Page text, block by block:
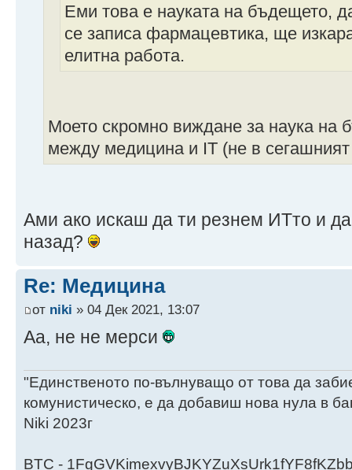
Еми това е науката на бъдещето,
се записа фармацевтика, ще
елитна работа.
Моето скромно виждане за наука на
между медицина и IT (не в
Ами ако искаш да ти резнем ИТто и
назад?
Re: Медицина
от niki » 04 Дек 2021, 13:07
Аа, не не мерси
"Единственото по-вълнуващо от това да
комунистическо, е да добавиш нова нула в
Niki 2023г
BTC -